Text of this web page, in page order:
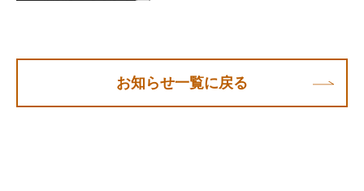
お知らせ一覧に戻る